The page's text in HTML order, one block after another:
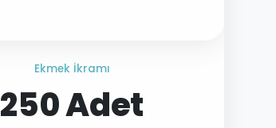
Ekmek İkramı
250 Adet